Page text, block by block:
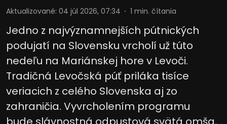
Aktualizované: 04 júl 2026, 07:34 1 min. čítania
Jedno z najvýznamnejších pútnických
podujatí na Slovensku vrcholí už túto
nedeľu na Mariánskej hore v Levoči.
Tradičná Levočská púť priláka tisíce
veriacich z celého Slovenska aj zo
zahraničia. Vyvrcholením programu